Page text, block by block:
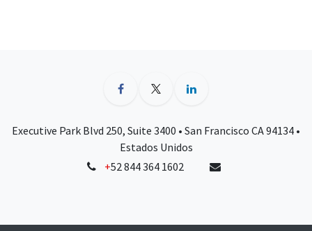
Executive Park Blvd 250, Suite 3400 • San Francisco CA 94134 •
Estados Unidos
+52 844 364 1602